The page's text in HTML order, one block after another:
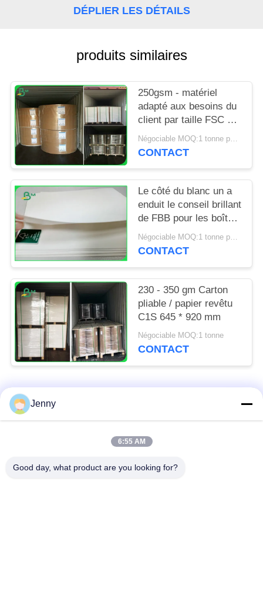
PRIVACY
POLICY
DÉPLIER LES DÉTAILS
produits similaires
250gsm - matériel
adapté aux besoins du
client par taille FSC de
pâte de bois de conseil
de 400gsm FBB
Négociable MOQ:1 tonne pour la taille spéciale et 10 tonnes pour la taille standard
CONTACT
Le côté du blanc un a
enduit le conseil brillant
de FBB pour les boîtes
210gsm à 350gsm
adapté aux besoins du
Négociable MOQ:1 tonne pour la taille standard et 10 tonnes pour la taille spéciale
CONTACT
230 - 350 gm Carton
pliable / papier revêtu
C1S 645 * 920 mm
Négociable MOQ:1 tonne
CONTACT
Catégories populaires
petit pain brun de
Jenny
6:55 AM
Good day, what product are you looking for?